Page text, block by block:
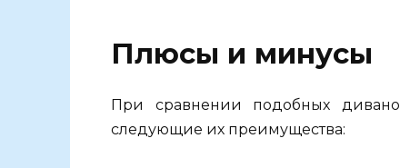
Плюсы и минусы
При сравнении подобных
следующие их преимущества: